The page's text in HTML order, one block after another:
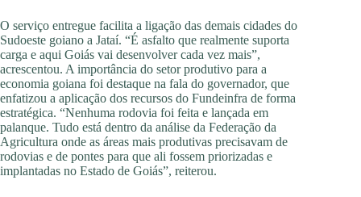
O serviço entregue facilita a ligação das demais cidades do
Sudoeste goiano a Jataí. “É asfalto que realmente suporta
carga e aqui Goiás vai desenvolver cada vez mais”,
acrescentou. A importância do setor produtivo para a
economia goiana foi destaque na fala do governador, que
enfatizou a aplicação dos recursos do Fundeinfra de forma
estratégica. “Nenhuma rodovia foi feita e lançada em
palanque. Tudo está dentro da análise da Federação da
Agricultura onde as áreas mais produtivas precisavam de
rodovias e de pontes para que ali fossem priorizadas e
implantadas no Estado de Goiás”, reiterou.